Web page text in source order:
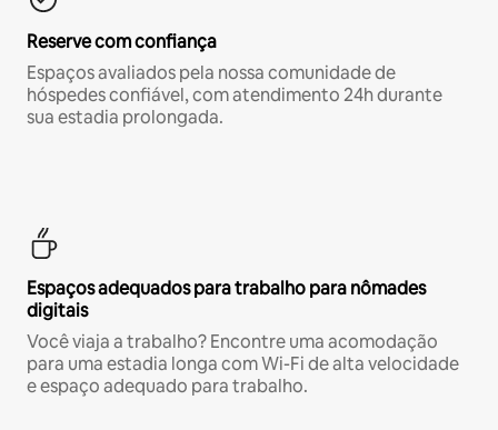
Reserve com confiança
Espaços avaliados pela nossa comunidade de
hóspedes confiável, com atendimento 24h durante
sua estadia prolongada.
Espaços adequados para trabalho para nômades
digitais
Você viaja a trabalho? Encontre uma acomodação
para uma estadia longa com Wi-Fi de alta velocidade
e espaço adequado para trabalho.